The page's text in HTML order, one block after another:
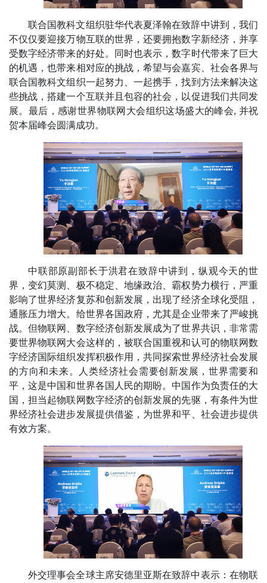
联合国教科文组织驻华代表夏泽翰在致辞中讲到，我们
不仅仅要迎接万物互联的世界，还要拥抱数字新经济，并享
受数字经济带来的好处。同时也表示，数字时代带来了巨大
的机遇，也带来相对应的挑战，希望与会嘉宾、社会各界与
联合国教科文组织一起努力、一起携手，找到方法来解决这
些挑战，搭建一个互联并且包容的社会，以促进我们共同发
展。最后，感谢世界物联网大会组织这场盛大的峰会, 并祝
贺本届峰会圆满成功。
中联部原副部长于洪君在致辞中讲到，纵观今天的世
界，变幻莫测、极不稳定、地缘政治、霸权势力横行，严重
影响了世界经济复苏和创新发展，出现了经济全球化受阻，
通胀压力增大。给世界各国政府，尤其是企业带来了严峻挑
战。但物联网、数字经济创新发展成为了世界共识，非常需
要世界物联网大会这样的，被联合国重视和认可的物联网数
字经济国际组织发挥积极作用，共同探索世界经济社会发展
的方向和未来。人类经济社会需要创新发展，世界需要和
平，这是中国和世界各国人民的期盼。中国作为负责任的大
国，担当起物联网数字经济的创新发展的先驱，有条件为世
界经济社会进步发展提供借鉴，为世界和平、社会进步提供
有效方案。
外交理事会全球主席安德里亚斯在致辞中表示：在物联